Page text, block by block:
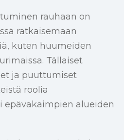
rauhaan on
ratkaisemaan
kuten huumeiden
Tällaiset
ja puuttumiset
roolia
epävakaimpien alueiden